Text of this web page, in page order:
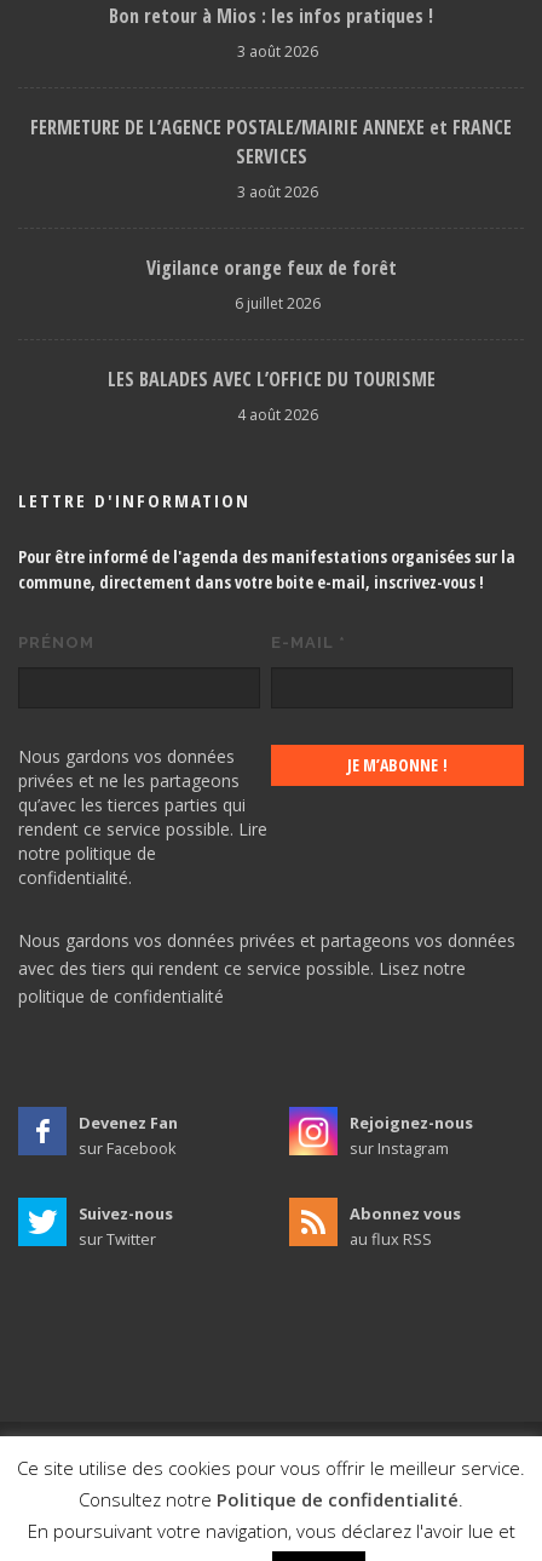
Bon retour à Mios : les infos pratiques !
3 août 2026
FERMETURE DE L’AGENCE POSTALE/MAIRIE ANNEXE et FRANCE
SERVICES
3 août 2026
Vigilance orange feux de forêt
6 juillet 2026
LES BALADES AVEC L’OFFICE DU TOURISME
4 août 2026
LETTRE D'INFORMATION
Pour être informé de l'agenda des manifestations organisées sur la
commune, directement dans votre boite e-mail, inscrivez-vous !
PRÉNOM E-MAIL *
Nous gardons vos données
privées et ne les partageons
qu’avec les tierces parties qui
rendent ce service possible. Lire
notre politique de
confidentialité.
Nous gardons vos données privées et partageons vos données
avec des tiers qui rendent ce service possible. Lisez notre
politique de confidentialité
Devenez Fan
sur Facebook
Rejoignez-nous
sur Instagram
Suivez-nous
sur Twitter
Abonnez vous
au flux RSS
© 2011 - 2026 / Ville de Mios / Tous droits réservés.
Design et développement par Bewod.com, agence digitale
Ce site utilise des cookies pour vous offrir le meilleur service.
Consultez notre Politique de confidentialité.
En poursuivant votre navigation, vous déclarez l'avoir lue et